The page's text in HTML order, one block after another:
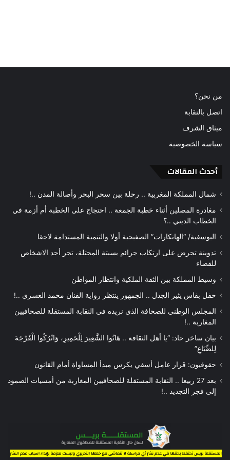
من نحن؟
اتصل بالنقابة
ميثاق الشرف
سياسة الخصوصية
أحدث المقالات
شمال المملكة المغربية .. رحلة بين سحر البحر وأصالة المدن ..!
مغادرة المصلين أثناء خطبة الجمعة .. احتجاج على الخطبة أم أزمة في
الخطاب الديني ..؟
اليوسفية/ “الهانكارات” الصفيحية أولا والتنمية المستدامة لاحقا
تدوينة تحرض على ارتكاب جرائم بسبتة المحتلة، تجر أحد الاشخاص
للقضاء
وسيط المملكة بين الثقة الملكية وانتظار المواطن
حفل بفاس يثير الجدل .. الجمهور ينتظر رواية الفنان محمد العسري ..!
المجلس الوطني للصحافة الذي نريده في النقابة المستقلة للصحافيين
المغاربة ..!
بيان ساخر حاد: “يا أهل الثقافة .. هَاتُوا الشَّعِيرَ لِلْحَمِيرِ، وَاتْرُكُوا الْفَرْجَةَ
لِلضِّبَاعِ”
حقوقيون: قرار عامل أسفي يكرس مبدأ المساواة أمام القانون
بعد 27 ربيعا .. النقابة المستقلة للصحافيين المغاربة من أمسيات الصمود
إلى فجر التجديد ..!